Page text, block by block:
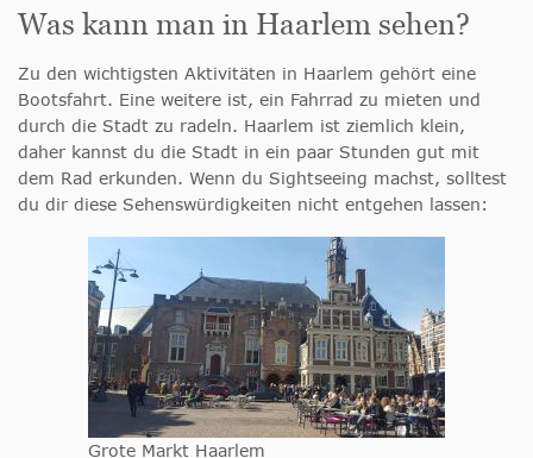
Was kann man in Haarlem sehen?
Zu den wichtigsten Aktivitäten in Haarlem gehört eine
Bootsfahrt. Eine weitere ist, ein Fahrrad zu mieten und
durch die Stadt zu radeln. Haarlem ist ziemlich klein,
daher kannst du die Stadt in ein paar Stunden gut mit
dem Rad erkunden. Wenn du Sightseeing machst, solltest
du dir diese Sehenswürdigkeiten nicht entgehen lassen:
Grote Markt Haarlem